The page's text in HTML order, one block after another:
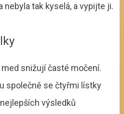
nebyla tak kyselá, a vypijte ji.
snižují časté močení.
společně se čtyřmi lístky
výsledků